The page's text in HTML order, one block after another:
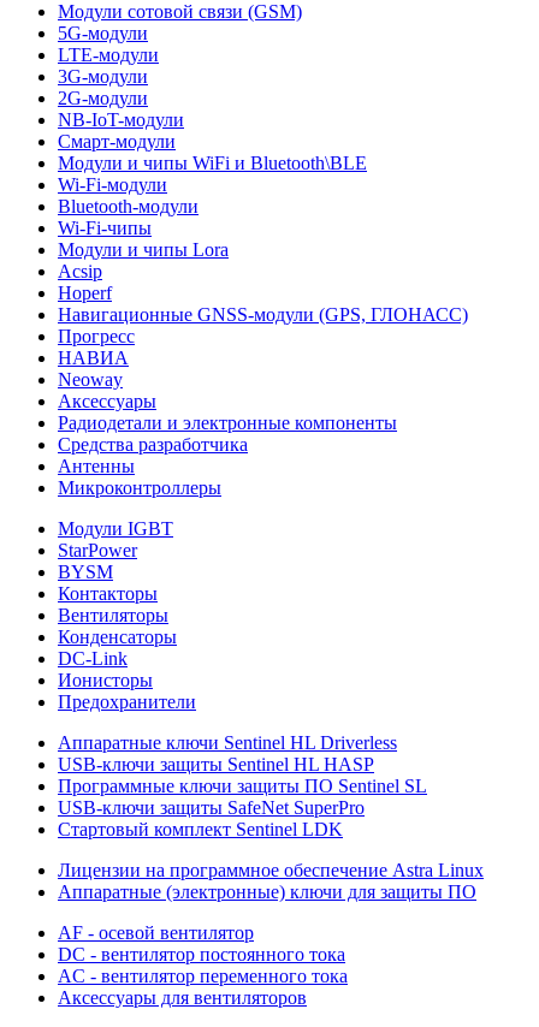
Модули сотовой связи (GSM)
5G-модули
LTE-модули
3G-модули
2G-модули
NB-IoT-модули
Смарт-модули
Модули и чипы WiFi и Bluetooth\BLE
Wi-Fi-модули
Bluetooth-модули
Wi-Fi-чипы
Модули и чипы Lora
Acsip
Hoperf
Навигационные GNSS-модули (GPS, ГЛОНАСС)
Прогресс
НАВИА
Neoway
Аксессуары
Радиодетали и электронные компоненты
Средства разработчика
Антенны
Микроконтроллеры
Модули IGBT
StarPower
BYSM
Контакторы
Вентиляторы
Конденсаторы
DC-Link
Ионисторы
Предохранители
Аппаратные ключи Sentinel HL Driverless
USB-ключи защиты Sentinel HL HASP
Программные ключи защиты ПО Sentinel SL
USB-ключи защиты SafeNet SuperPro
Стартовый комплект Sentinel LDK
Лицензии на программное обеспечение Astra Linux
Аппаратные (электронные) ключи для защиты ПО
AF - осевой вентилятор
DC - вентилятор постоянного тока
AC - вентилятор переменного тока
Аксессуары для вентиляторов